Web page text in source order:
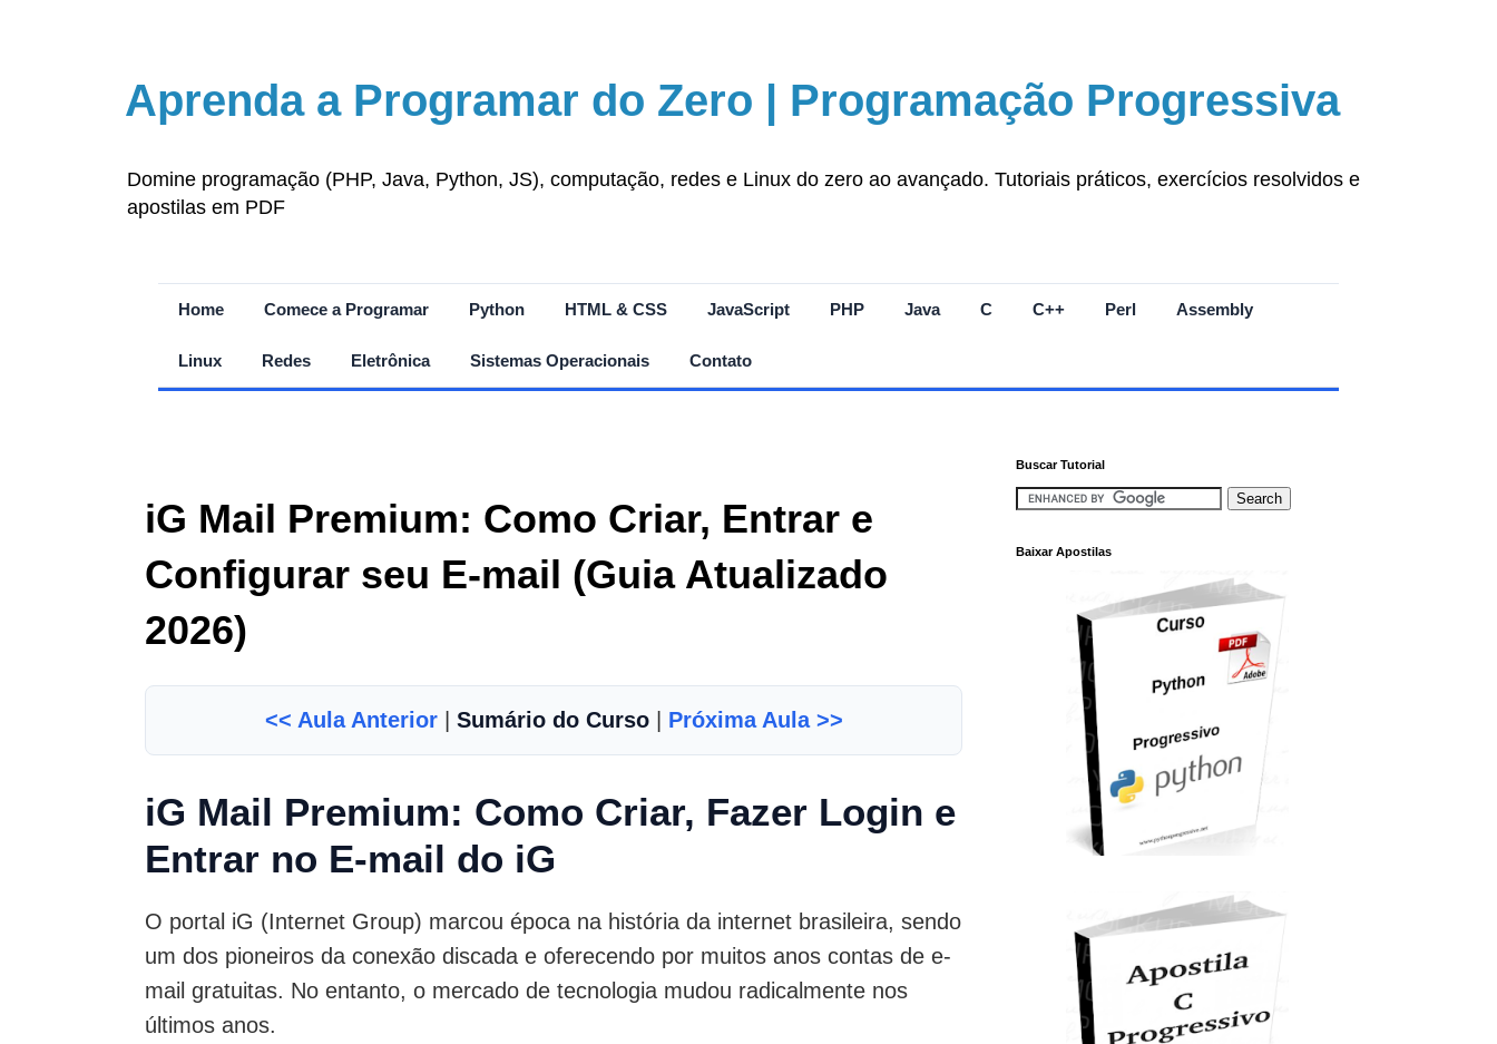
Aprenda a Programar do Zero | Programação Progressiva
Domine programação (PHP, Java, Python, JS), computação, redes e Linux do zero ao avançado. Tutoriais práticos, exercícios resolvidos e
apostilas em PDF
Home Comece a Programar Python HTML & CSS JavaScript PHP Java C C++ Perl Assembly
Linux Redes Eletrônica Sistemas Operacionais Contato
iG Mail Premium: Como Criar, Entrar e
Configurar seu E-mail (Guia Atualizado
2026)
<< Aula Anterior| Sumário do Curso| Próxima Aula >>
iG Mail Premium: Como Criar, Fazer Login e
Entrar no E-mail do iG
O portal iG (Internet Group) marcou época na história da internet brasileira, sendo
um dos pioneiros da conexão discada e oferecendo por muitos anos contas de e-
mail gratuitas. No entanto, o mercado de tecnologia mudou radicalmente nos
últimos anos.
Buscar Tutorial
Baixar Apostilas